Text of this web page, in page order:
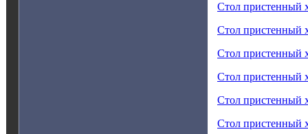
Стол пристенный
Стол пристенный
Стол пристенный
Стол пристенный
Стол пристенный
Стол пристенный